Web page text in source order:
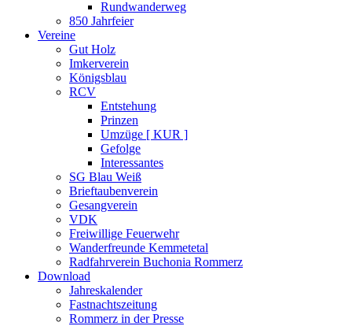
Rundwanderweg
850 Jahrfeier
Vereine
Gut Holz
Imkerverein
Königsblau
RCV
Entstehung
Prinzen
Umzüge [ KUR ]
Gefolge
Interessantes
SG Blau Weiß
Brieftaubenverein
Gesangverein
VDK
Freiwillige Feuerwehr
Wanderfreunde Kemmetetal
Radfahrverein Buchonia Rommerz
Download
Jahreskalender
Fastnachtszeitung
Rommerz in der Presse